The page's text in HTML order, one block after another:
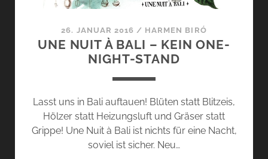
26. JANUAR 2016 / HARMEN BIRÓ
UNE NUIT À BALI – KEIN ONE-
NIGHT-STAND
Lasst uns in Bali auftauen! Blüten statt Blitzeis,
Hölzer statt Heizungsluft und Gräser statt
Grippe! Une Nuit à Bali ist nichts für eine Nacht,
soviel ist sicher. Neu…